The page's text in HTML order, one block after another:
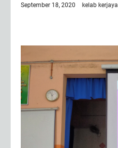
September 18, 2020 kelab kerjaya